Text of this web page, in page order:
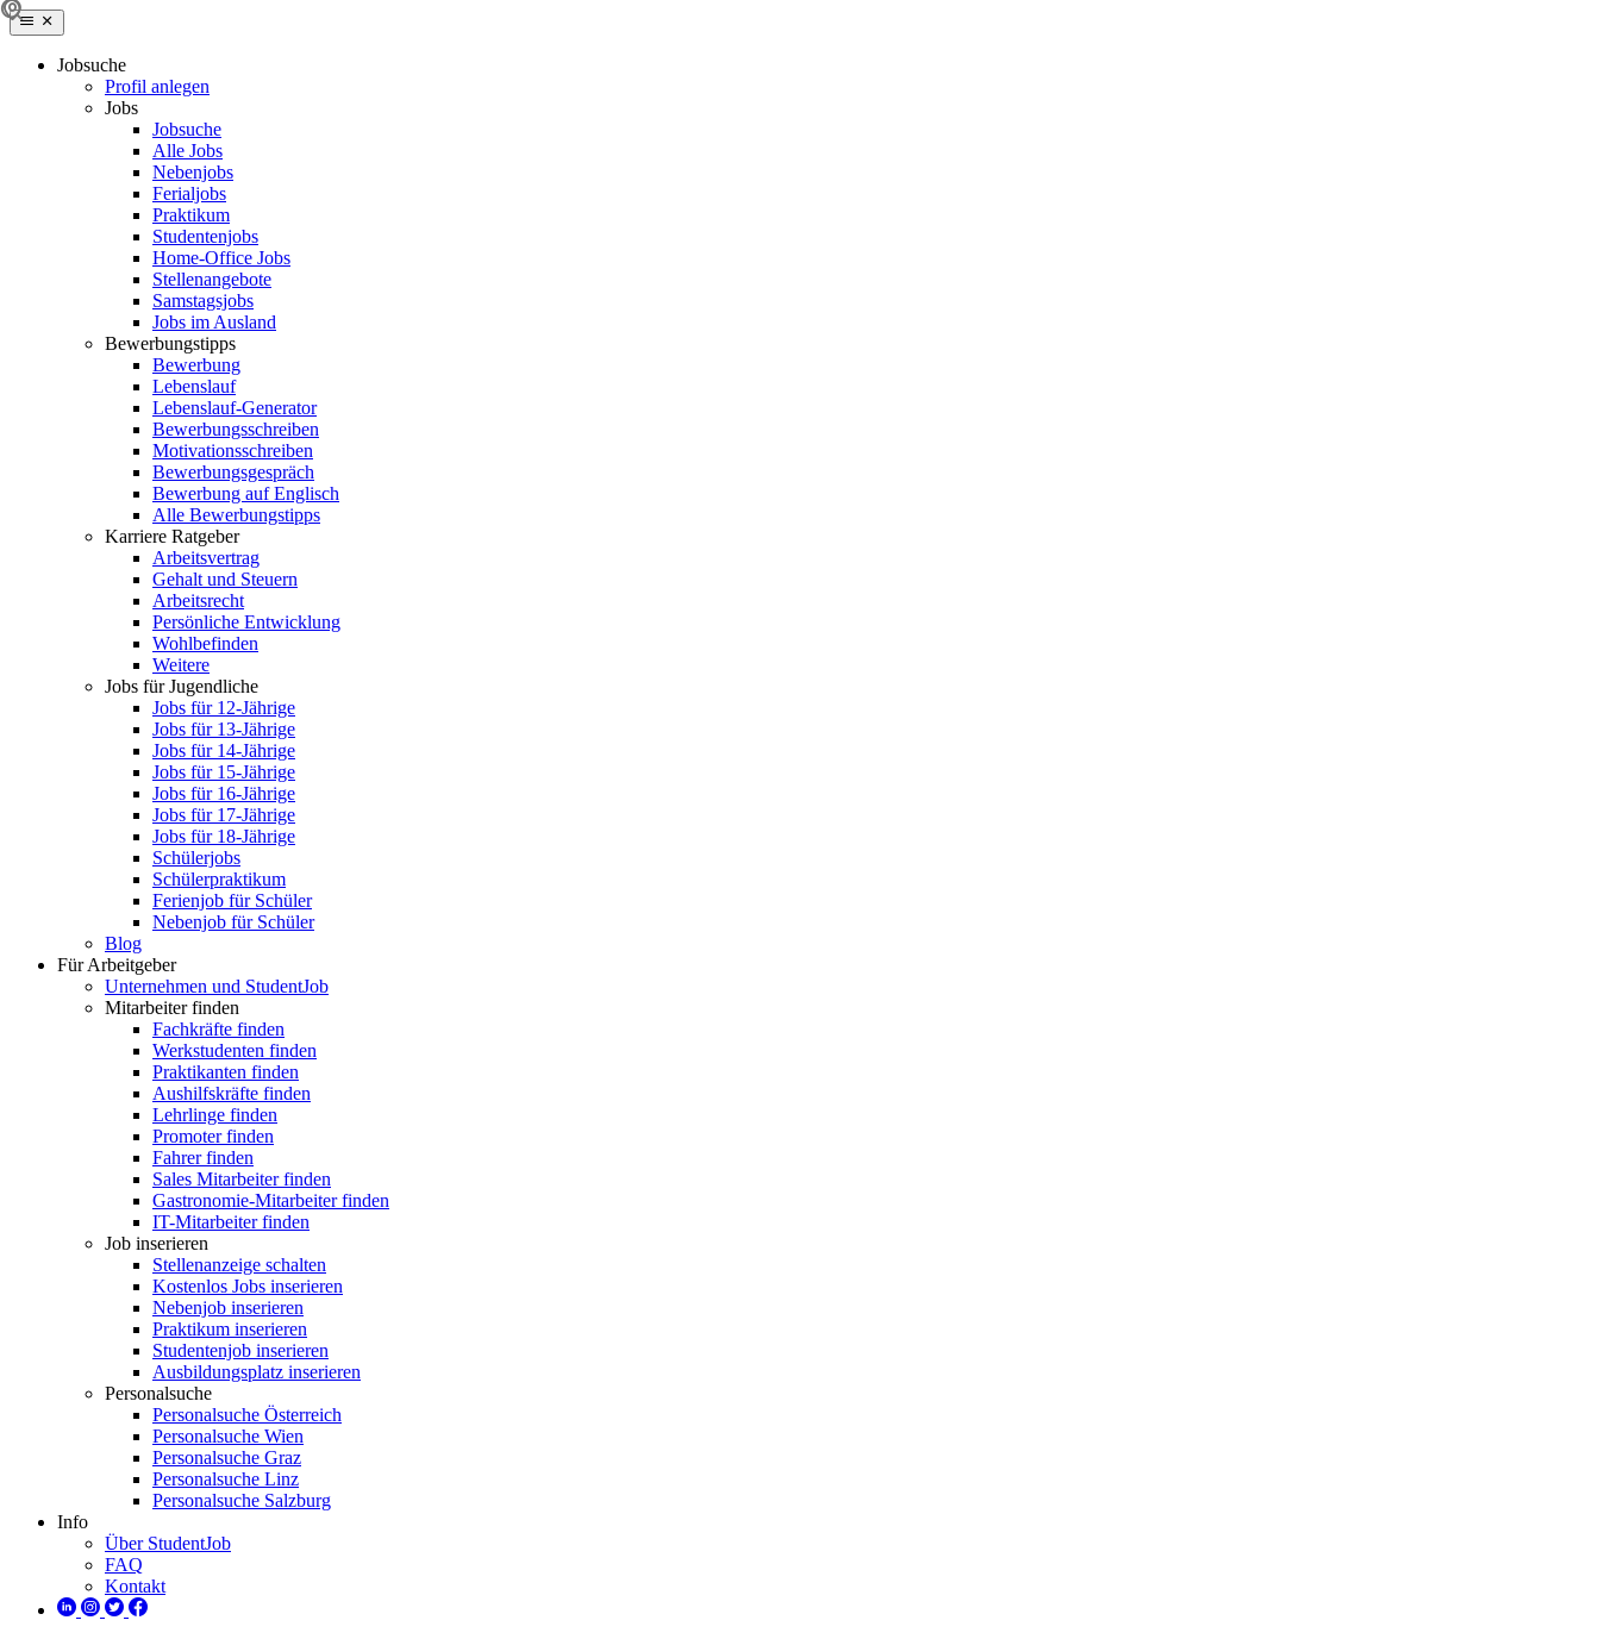
Jobsuche
Profil anlegen
Jobs
Jobsuche
Alle Jobs
Nebenjobs
Ferialjobs
Praktikum
Studentenjobs
Home-Office Jobs
Stellenangebote
Samstagsjobs
Jobs im Ausland
Bewerbungstipps
Bewerbung
Lebenslauf
Lebenslauf-Generator
Bewerbungsschreiben
Motivationsschreiben
Bewerbungsgespräch
Bewerbung auf Englisch
Alle Bewerbungstipps
Karriere Ratgeber
Arbeitsvertrag
Gehalt und Steuern
Arbeitsrecht
Persönliche Entwicklung
Wohlbefinden
Weitere
Jobs für Jugendliche
Jobs für 12-Jährige
Jobs für 13-Jährige
Jobs für 14-Jährige
Jobs für 15-Jährige
Jobs für 16-Jährige
Jobs für 17-Jährige
Jobs für 18-Jährige
Schülerjobs
Schülerpraktikum
Ferienjob für Schüler
Nebenjob für Schüler
Blog
Für Arbeitgeber
Unternehmen und StudentJob
Mitarbeiter finden
Fachkräfte finden
Werkstudenten finden
Praktikanten finden
Aushilfskräfte finden
Lehrlinge finden
Promoter finden
Fahrer finden
Sales Mitarbeiter finden
Gastronomie-Mitarbeiter finden
IT-Mitarbeiter finden
Job inserieren
Stellenanzeige schalten
Kostenlos Jobs inserieren
Nebenjob inserieren
Praktikum inserieren
Studentenjob inserieren
Ausbildungsplatz inserieren
Personalsuche
Personalsuche Österreich
Personalsuche Wien
Personalsuche Graz
Personalsuche Linz
Personalsuche Salzburg
Info
Über StudentJob
FAQ
Kontakt